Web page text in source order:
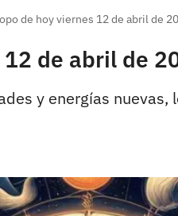
de hoy viernes 12 de abril de
de abril de
y energías